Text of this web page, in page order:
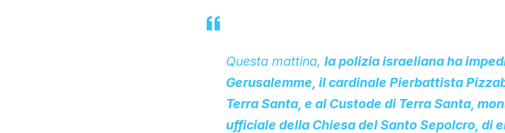
Questa mattina, la polizia israeliana ha
Gerusalemme, il cardinale Pierbattista
Terra Santa, e al Custode di Terra Santa,
ufficiale della Chiesa del Santo Sepolcro, di